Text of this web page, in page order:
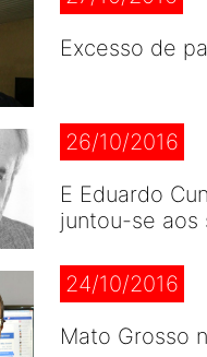
Excesso de
26/10/2016
E Eduardo
juntou-se aos
24/10/2016
Mato Grosso